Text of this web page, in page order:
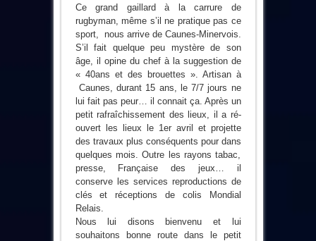
Ce grand gaillard à la carrure de
rugbyman, même s’il ne pratique pas ce
sport, nous arrive de Caunes-Minervois.
S’il fait quelque peu mystère de son
âge, il opine du chef à la suggestion de
« 40ans et des brouettes ». Artisan à
Caunes, durant 15 ans, le 7/7 jours ne
lui fait pas peur… il connait ça. Après un
petit rafraîchissement des lieux, il a ré-
ouvert les lieux le 1er avril et projette
des travaux plus conséquents pour dans
quelques mois. Outre les rayons tabac,
presse, Française des jeux… il
conserve les services reproductions de
clés et réceptions de colis Mondial
Relais.
Nous lui disons bienvenu et lui
souhaitons bonne route dans le petit